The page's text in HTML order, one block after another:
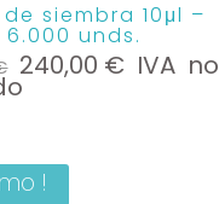
siembra 10μl –
6.000 unds.
Le
prix
initial
240,00 €Le
prix
IVA no
!